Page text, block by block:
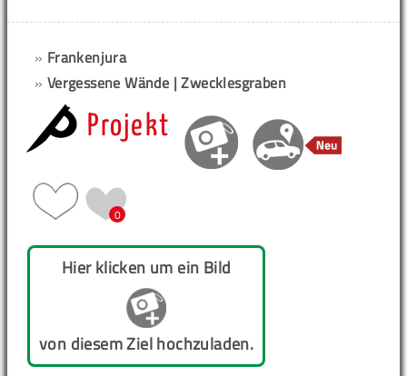
» Frankenjura
» Vergessene Wände | Zwecklesgraben
Projekt
0
Hier klicken um ein Bild
von diesem Ziel hochzuladen.